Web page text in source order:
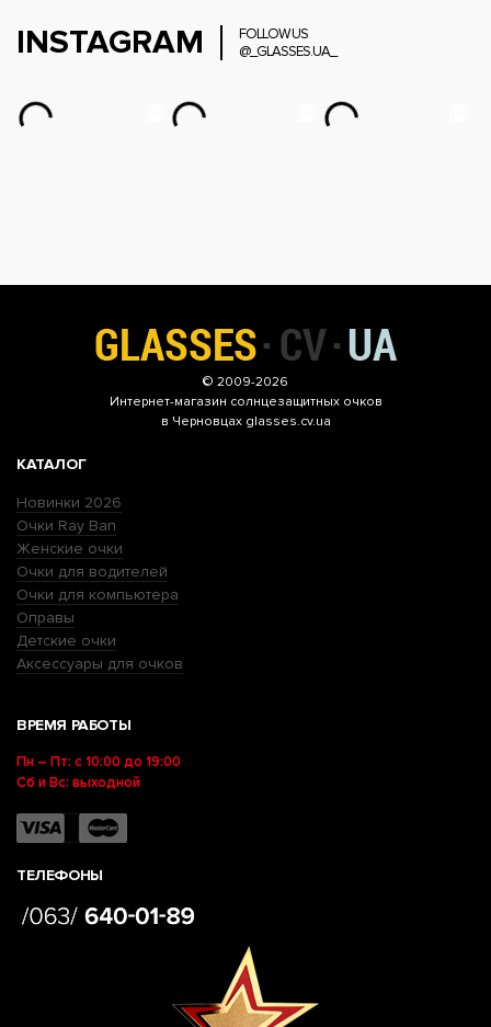
INSTAGRAM
FOLLOW US
@_GLASSES.UA_
© 2009-2026
Интернет-магазин солнцезащитных очков
в Черновцах glasses.cv.ua
КАТАЛОГ
Новинки 2026
Очки Ray Ban
Женские очки
Очки для водителей
Очки для компьютера
Оправы
Детские очки
Аксессуары для очков
ВРЕМЯ РАБОТЫ
Пн – Пт: с 10:00 до 19:00
Сб и Вс: выходной
ТЕЛЕФОНЫ